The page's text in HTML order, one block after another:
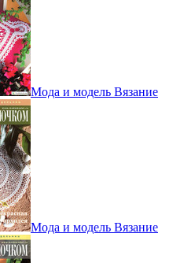
Мода и модель Вязание
Мода и модель Вязание